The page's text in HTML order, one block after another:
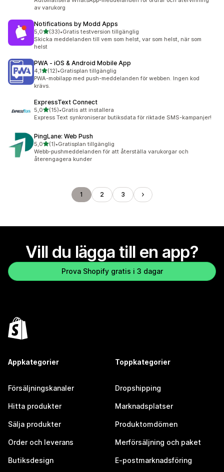
av varukorg
Notifications by Modd Apps
5,0av 5 stjärnor
(33)
33 recensioner totalt
•Gratis testversion tillgänglig
Skicka meddelanden till vem som helst, var som helst, när som
helst
PWA ‑ iOS & Android Mobile App
4,1av 5 stjärnor
(12)
12 recensioner totalt
•Gratisplan tillgänglig
PWA-mobilapp med push-meddelanden för webben. Ingen kod
krävs.
ExpressText Connect
5,0av 5 stjärnor
(15)
15 recensioner totalt
•Gratis att installera
Express Text synkroniserar butiksdata för riktade SMS-kampanjer!
PingLane: Web Push
5,0av 5 stjärnor
(1)
1 recensioner totalt
•Gratisplan tillgänglig
Webb-pushmeddelanden för att återställa varukorgar och
återengagera kunder
1 2 3
Vill du lägga till en app?
Prova Shopify gratis i 3 dagar
Appkategorier
Försäljningskanaler
Hitta produkter
Sälja produkter
Order och leverans
Butiksdesign
Toppkategorier
Dropshipping
Marknadsplatser
Produktomdömen
Merförsäljning och paket
E-postmarknadsföring